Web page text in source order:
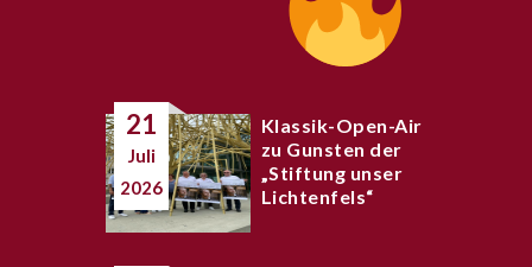
21
Juli
2026
Klassik-Open-Air
zu Gunsten der
„Stiftung unser
Lichtenfels“